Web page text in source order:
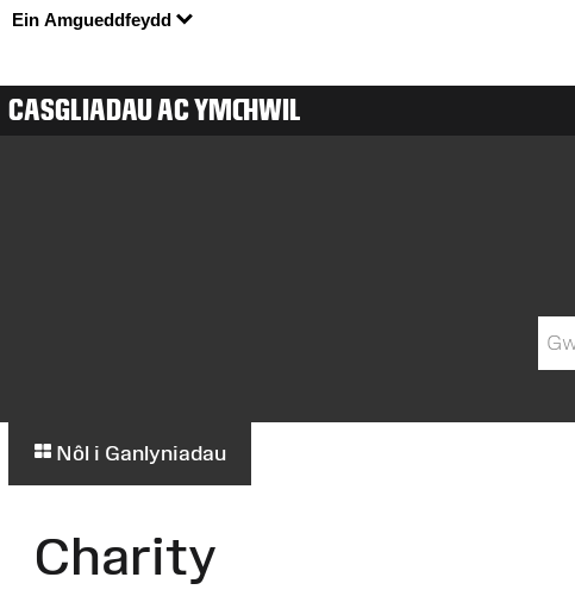
Ein Amgueddfeydd
CASGLIADAU AC YMCHWIL
Nôl i Ganlyniadau
Charity